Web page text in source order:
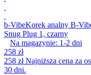
b-VibeKorek analny B-
Snug Plug 1, czarny
Na magazynie: 1-2 dni
258 zł
258 złNajniższa cena za
30 dni.